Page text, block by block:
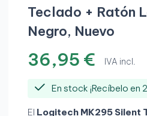
Teclado + Ratón
Negro, Nuevo
36,95 € IVA incl.
En stock ¡Recíbelo en
El Logitech MK295 Silent